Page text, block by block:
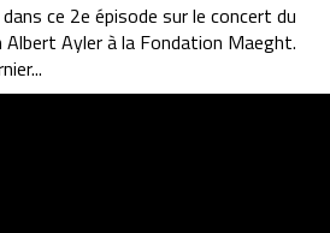
ce 2e épisode sur le concert du
Ayler à la Fondation Maeght.